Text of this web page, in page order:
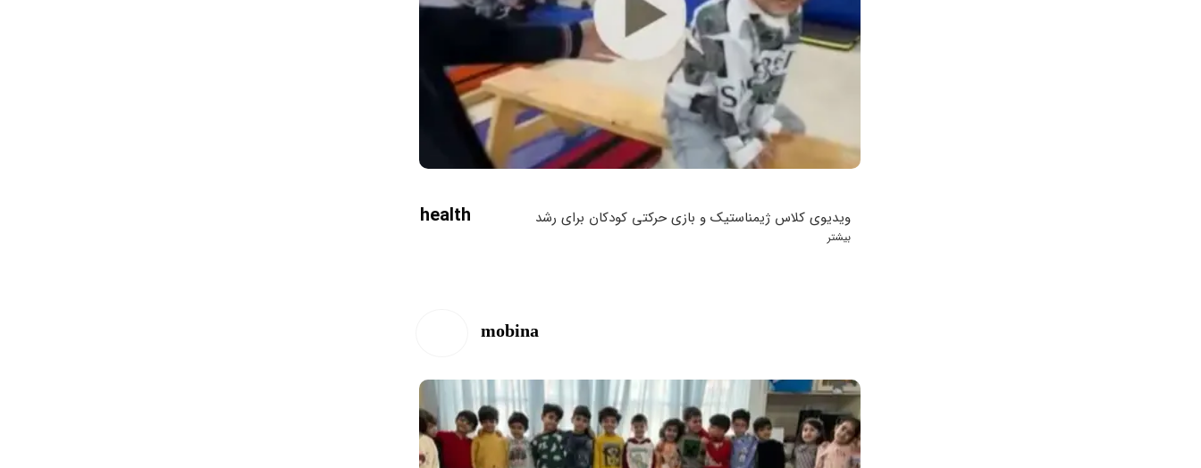
health
ویدیوی کلاس ژیمناستیک و بازی حرکتی کودکان برای رشد
سلامت جسمانی و روانی کودک
بیشتر
mobina